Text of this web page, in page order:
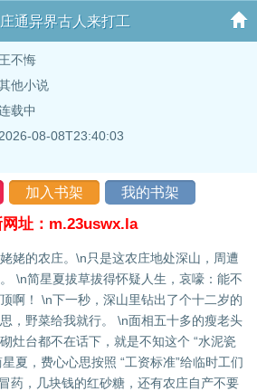
通异界古人来打工
王不悔
他小说
载中
08-08T23:40:03
加入书架 我的书架
址：m.23uswx.la
姥的农庄。\n只是这农庄地处深山，周遭
\n简星夏拔草拔得怀疑人生，哀嚎：能不
啊！ \n下一秒，深山里钻出了个十二岁的
，野菜给我就行。 \n面相五十多的瘦老头
灶台都不在话下，就是不知这个 “水泥瓷
夏，费心心思按照 “工资标准”给临时工们
药，几块钱的红砂糖，还有农庄自产不要